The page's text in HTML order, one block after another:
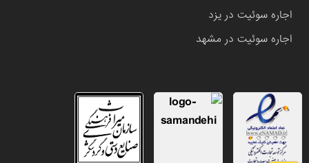
اجاره سوئیت در یزد
اجاره سوئیت در مشهد